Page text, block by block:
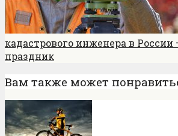
кадастрового инженера в России
праздник
Вам также может